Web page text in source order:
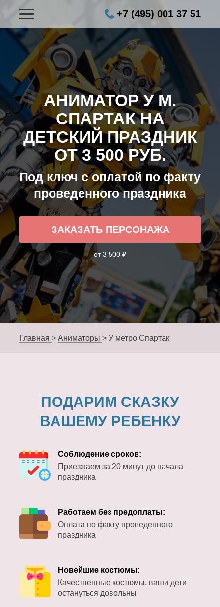
+7 (495) 001 37 51
АНИМАТОР У М.
СПАРТАК НА
ДЕТСКИЙ ПРАЗДНИК
ОТ 3 500 РУБ.
Под ключ с оплатой по факту
проведенного праздника
ЗАКАЗАТЬ ПЕРСОНАЖА
от 3 500 ₽
Главная > Аниматоры > У метро Спартак
ПОДАРИМ СКАЗКУ
ВАШЕМУ РЕБЕНКУ
Соблюдение сроков:
Приезжаем за 20 минут до начала
праздника
Работаем без предоплаты:
Оплата по факту проведенного
праздника
Новейшие костюмы:
Качественные костюмы, ваши дети
остануться довольны